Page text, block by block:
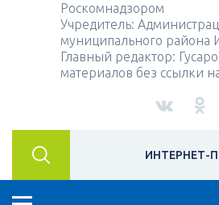
Роскомнадзором
Учредитель:
муниципального района
Главный редактор:
материалов без ссылки
ИНТЕРНЕТ-